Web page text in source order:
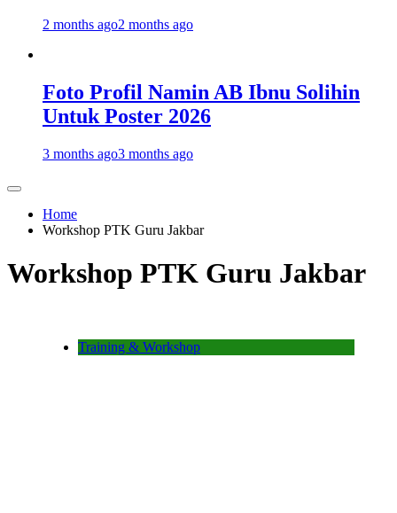
2 months ago2 months ago
Foto Profil Namin AB Ibnu Solihin
Untuk Poster 2026
3 months ago3 months ago
Home
Workshop PTK Guru Jakbar
Workshop PTK Guru Jakbar
Training & Workshop